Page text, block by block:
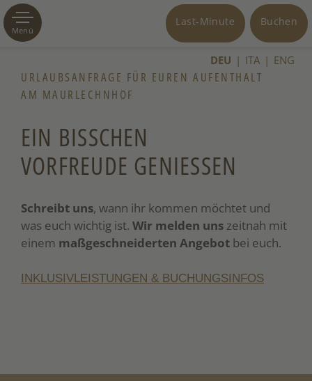
Menü
Buchen
Last-Minute
DEU ITA ENG
URLAUBSANFRAGE FÜR EUREN AUFENTHALT
AM MAURLECHNHOF
EIN BISSCHEN
VORFREUDE GENIESSEN
Schreibt uns, wann ihr kommen möchtet und
was euch wichtig ist. Wir melden uns zeitnah mit
einem maßgeschneiderten Angebot bei euch.
INKLUSIVLEISTUNGEN & BUCHUNGSINFOS